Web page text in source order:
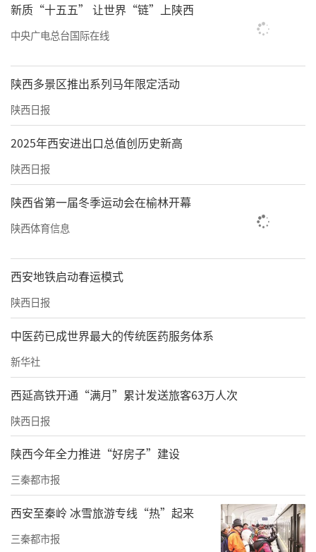
新质“十五五” 让世界“链”上陕西
中央广电总台国际在线
陕西多景区推出系列马年限定活动
陕西日报
2025年西安进出口总值创历史新高
陕西日报
陕西省第一届冬季运动会在榆林开幕
陕西体育信息
西安地铁启动春运模式
陕西日报
中医药已成世界最大的传统医药服务体系
新华社
西延高铁开通“满月”累计发送旅客63万人次
陕西日报
陕西今年全力推进“好房子”建设
三秦都市报
西安至秦岭 冰雪旅游专线“热”起来
三秦都市报